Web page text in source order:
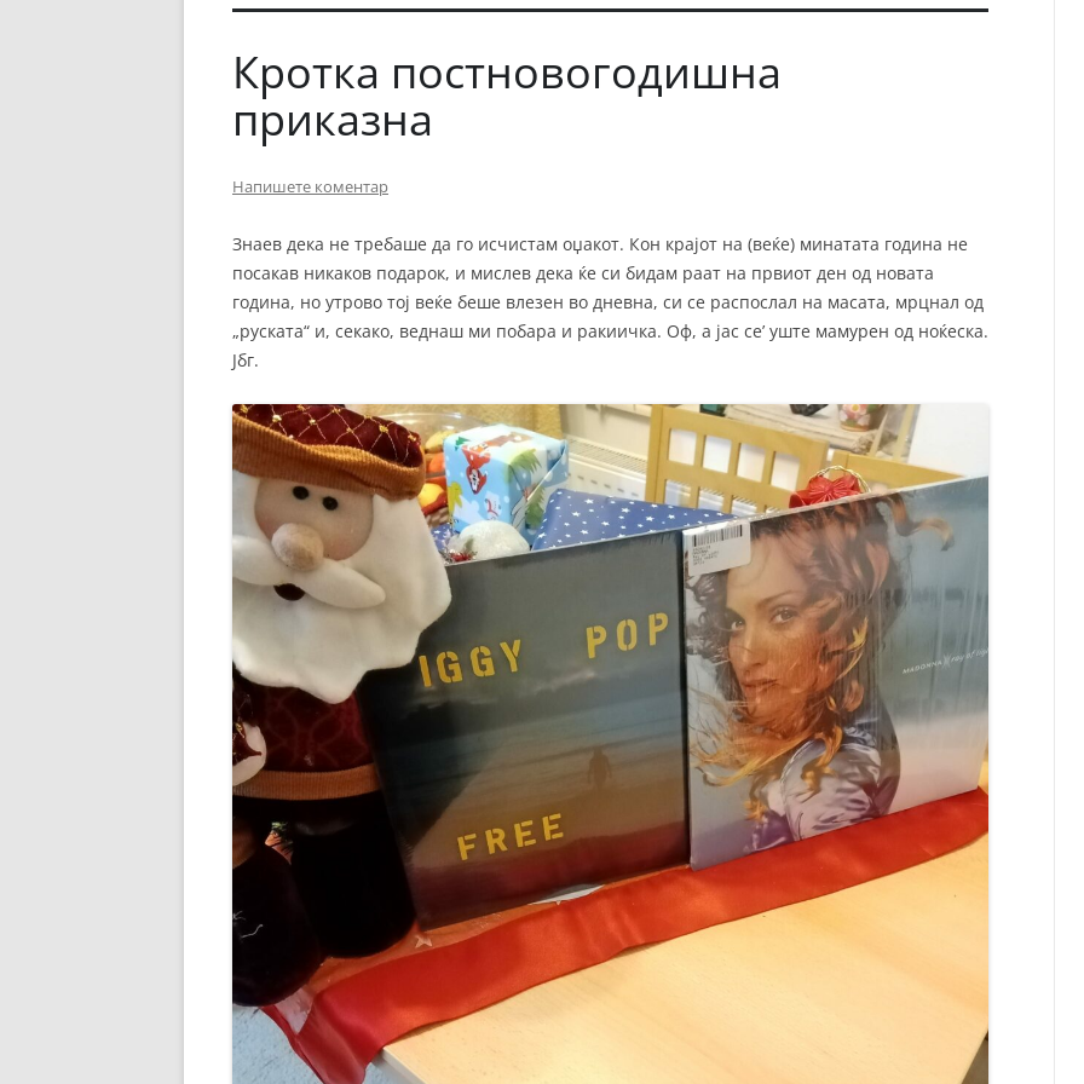
Кротка постновогодишна
приказна
Напишете коментар
Знаев дека не требаше да го исчистам оџакот. Кон крајот на (веќе) минатата година не
посакав никаков подарок, и мислев дека ќе си бидам раат на првиот ден од новата
година, но утрово тој веќе беше влезен во дневна, си се распослал на масата, мрцнал од
„руската“ и, секако, веднаш ми побара и ракиичка. Оф, а јас се’ уште мамурен од ноќеска.
Јбг.